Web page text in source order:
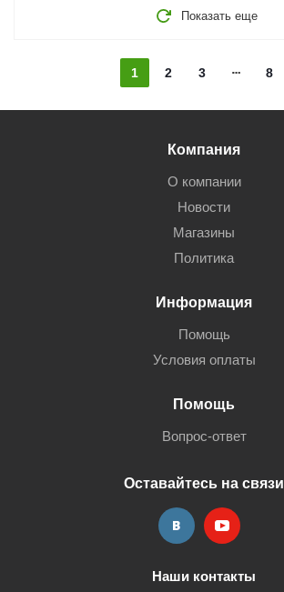
Показать еще
1 2 3 8
Компания
О компании
Новости
Магазины
Политика
Информация
Помощь
Условия оплаты
Помощь
Вопрос-ответ
Оставайтесь на связи
Наши контакты